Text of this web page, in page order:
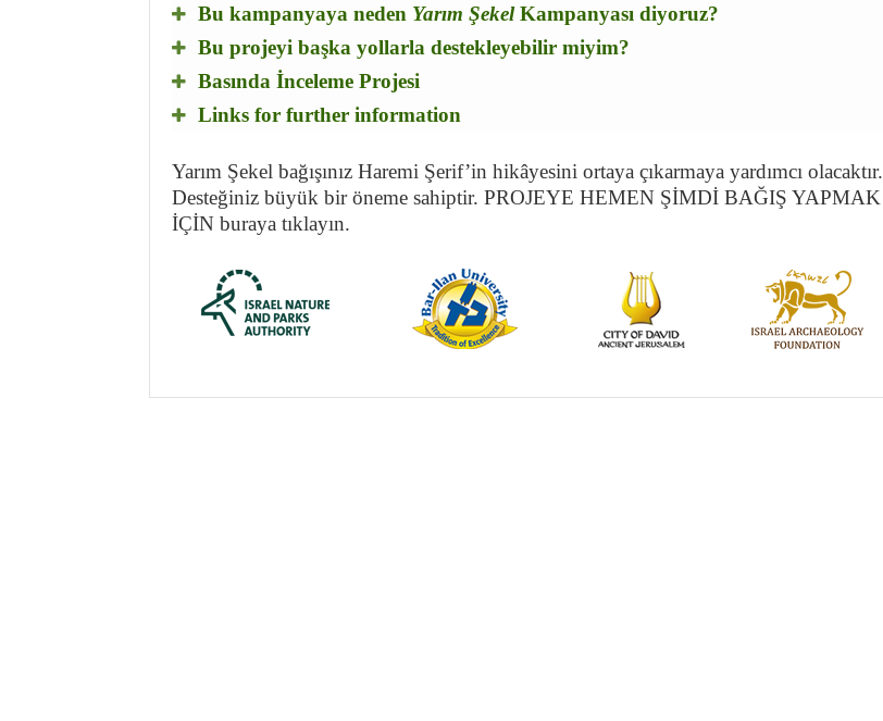
Bu kampanyaya neden Yarım ŞekelKampanyası diyoruz?
Bu projeyi başka yollarla destekleyebilir miyim?
Basında İnceleme Projesi
Links for further information
Yarım Şekel bağışınız Haremi Şerif’in hikâyesini ortaya çıkarmaya yardımcı olacaktır.
Desteğiniz büyük bir öneme sahiptir. PROJEYE HEMEN ŞİMDİ BAĞIŞ YAPMAK
İÇİN buraya tıklayın.